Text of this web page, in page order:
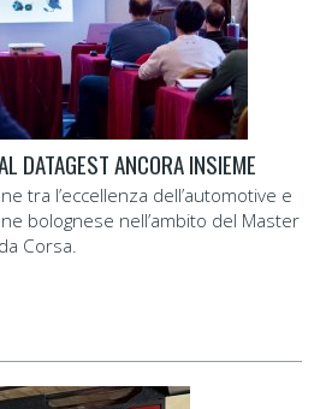
DATAGEST ANCORA INSIEME
tra l’eccellenza dell’automotive e
bolognese nell’ambito del Master
Corsa.